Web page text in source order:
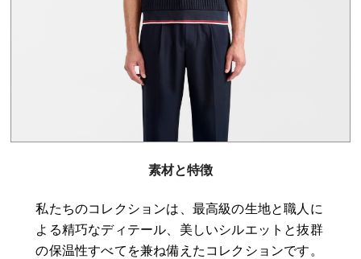
素材と特徴
私たちのコレクションは、最高級の生地と職人に
よる精巧なディテール、美しいシルエットと抜群
の保温性すべてを兼ね備えたコレクションです。